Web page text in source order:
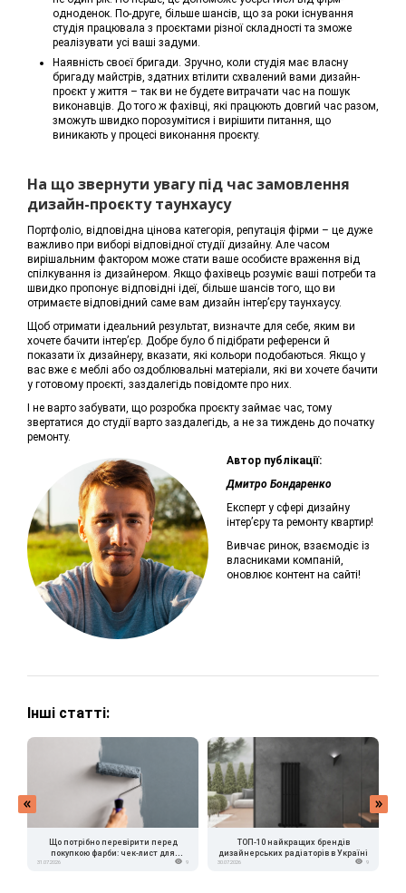
одноденок. По-друге, більше шансів, що за роки існування
студія працювала з проєктами різної складності та зможе
реалізувати усі ваші задуми.
Наявність своєї бригади. Зручно, коли студія має власну
бригаду майстрів, здатних втілити схвалений вами дизайн-
проєкт у життя – так ви не будете витрачати час на пошук
виконавців. До того ж фахівці, які працюють довгий час разом,
зможуть швидко порозумітися і вирішити питання, що
виникають у процесі виконання проєкту.
На що звернути увагу під час замовлення
дизайн-проєкту таунхаусу
Портфоліо, відповідна цінова категорія, репутація фірми – це дуже
важливо при виборі відповідної студії дизайну. Але часом
вирішальним фактором може стати ваше особисте враження від
спілкування із дизайнером. Якщо фахівець розуміє ваші потреби та
швидко пропонує відповідні ідеї, більше шансів того, що ви
отримаєте відповідний саме вам дизайн інтер’єру таунхаусу.
Щоб отримати ідеальний результат, визначте для себе, яким ви
хочете бачити інтер’єр. Добре було б підібрати референси й
показати їх дизайнеру, вказати, які кольори подобаються. Якщо у
вас вже є меблі або оздоблювальні матеріали, які ви хочете бачити
у готовому проєкті, заздалегідь повідомте про них.
І не варто забувати, що розробка проєкту займає час, тому
звертатися до студії варто заздалегідь, а не за тиждень до початку
ремонту.
Автор публікації:
Дмитро Бондаренко
Експерт у сфері дизайну
інтер’єру та ремонту квартир!
Вивчає ринок, взаємодіє із
власниками компаній,
оновлює контент на сайті!
Інші статті:
Що потрібно перевірити перед
покупкою фарби: чек-лист для
31.07.2026 9
ТОП-10 найкращих брендів
дизайнерських радіаторів в Україні
30.07.2026 9